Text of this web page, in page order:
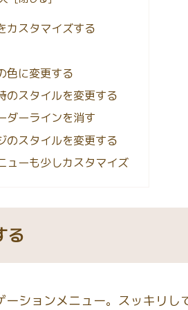
カスタマイズする
色に変更する
のスタイルを変更する
ダーラインを消す
のスタイルを変更する
ューも少しカスタマイズ
る
ションメニュー。スッキリし